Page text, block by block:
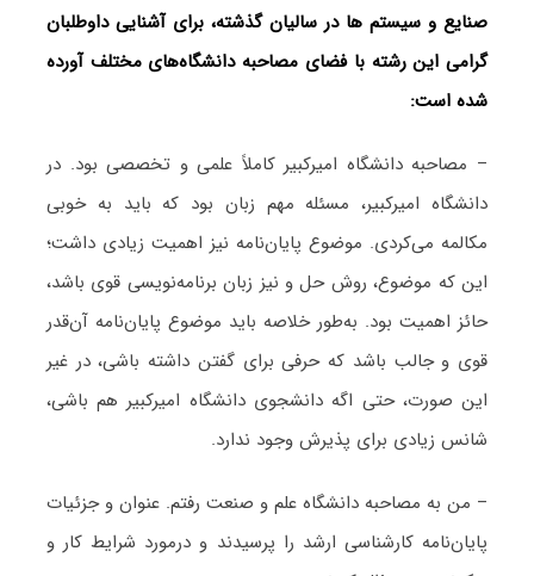
صنایع و سیستم ها در سالیان گذشته، برای آشنایی داوطلبان
گرامی این رشته با فضای مصاحبه دانشگاه‌های مختلف آورده
شده است:
– مصاحبه دانشگاه امیرکبیر کاملاً علمی و تخصصی بود. در
دانشگاه امیرکبیر، مسئله مهم زبان بود که باید به خوبی
مکالمه می‌کردی. موضوع پایان‌نامه نیز اهمیت زیادی داشت؛
این که موضوع، روش حل و نیز زبان برنامه‌نویسی قوی باشد،
حائز اهمیت بود. به‌طور خلاصه باید موضوع پایان‌نامه آن‌قدر
قوی و جالب باشد که حرفی برای گفتن داشته باشی، در غیر
این صورت، حتی اگه دانشجوی دانشگاه امیرکبیر هم باشی،
شانس زیادی برای پذیرش وجود ندارد.
– من به مصاحبه دانشگاه علم و صنعت رفتم. عنوان و جزئیات
پایان‌نامه کارشناسی ارشد را پرسیدند و درمورد شرایط کار و